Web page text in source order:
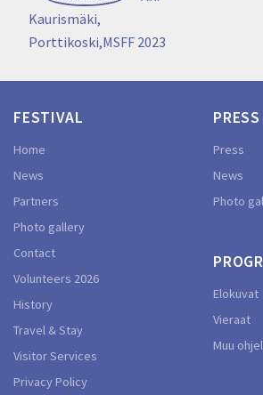
navigation
Kaurismäki,
Porttikoski,MSFF 2023
FESTIVAL
Home
News
Partners
Photo gallery
Contact
Volunteers 2026
History
Travel & Stay
Visitor Services
Privacy Policy
PRESS
Press
News
Photo
Elokuvat
Vieraat
Muu